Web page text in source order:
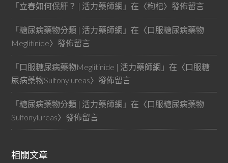
「立春如何保肝？ | 活力藥師網 」在〈枸杞〉發佈留言
「糖尿病藥物分類 | 活力藥師網 」在〈口服糖尿病藥物
Meglitinide〉發佈留言
「口服糖尿病藥物Meglitinide | 活力藥師網 」在〈口服糖
尿病藥物Sulfonylureas〉發佈留言
「糖尿病藥物分類 | 活力藥師網 」在〈口服糖尿病藥物
Sulfonylureas〉發佈留言
相關文章